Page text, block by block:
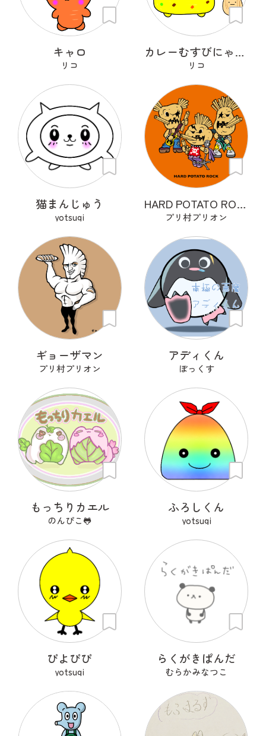
キャロ
リコ
カレーむすびにゃんこ
リコ
猫まんじゅう
yotsugi
HARD POTATO ROCK
プリ村プリオン
ギョーザマン
プリ村プリオン
アディくん
ぼっくす
もっちりカエル
のんぴこ🐸
ふろしくん
yotsugi
ぴよぴぴ
yotsugi
らくがきぱんだ
むらかみなつこ